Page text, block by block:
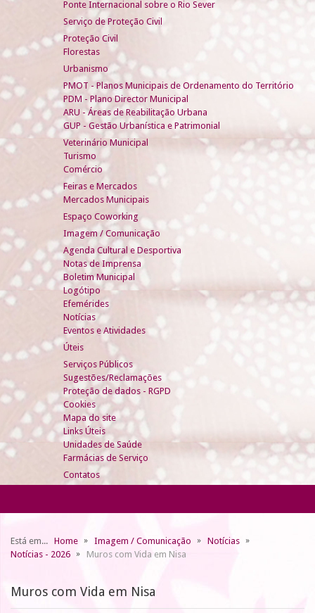
Ponte Internacional sobre o Rio Sever
Serviço de Proteção Civil
Proteção Civil
Florestas
Urbanismo
PMOT - Planos Municipais de Ordenamento do Território
PDM - Plano Director Municipal
ARU - Áreas de Reabilitação Urbana
GUP - Gestão Urbanística e Patrimonial
Veterinário Municipal
Turismo
Comércio
Feiras e Mercados
Mercados Municipais
Espaço Coworking
Imagem / Comunicação
Agenda Cultural e Desportiva
Notas de Imprensa
Boletim Municipal
Logótipo
Efemérides
Notícias
Eventos e Atividades
Úteis
Serviços Públicos
Sugestões/Reclamações
Proteção de dados - RGPD
Cookies
Mapa do site
Links Úteis
Unidades de Saúde
Farmácias de Serviço
Contatos
Está em... Home Imagem / Comunicação
Notícias
Notícias - 2026
Muros com Vida em Nisa
Muros com Vida em Nisa